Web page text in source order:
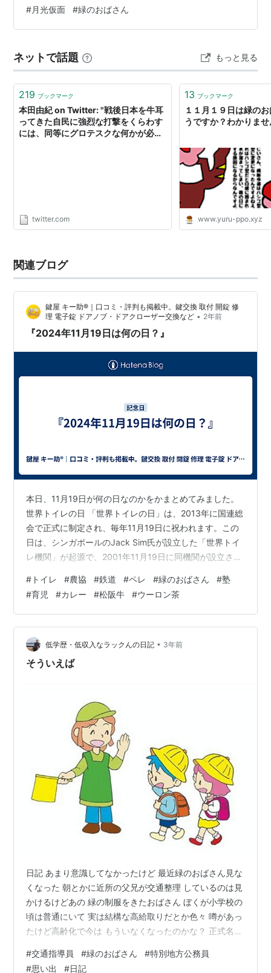
#月光仮面 #緑のおばさん
ネットで話題 もっと見る
219 ブックマーク
本田由紀 on Twitter: "戦後日本を牛耳
ってきた自民に強烈な打撃をくらわす
には、同等にグロテスクな何かが必
twitter.com
13 ブックマーク
１１月１９日は緑の
うですか？わかりま
www.yuru-ppo.xyz
関連ブログ
鍵屋 キー助®｜口コミ・評判も掲載中。鍵交換 取付 開錠 修
理 電子錠 ドアノブ・ドアクローザー交換など • 2年前
『2024年11月19日は何の日？』
本日、11月19日が何の日なのかをかまとめてみました。
世界トイレの日 「世界トイレの日」は、2013年に国連総
会で正式に制定され、毎年11月19日に祝われます。この
日は、シンガポールのJack Sim氏が設立した「世界トイ
レ機関」が起源で、2001年11月19日に同機関が設立され
促進するために制定されました。 農協記念日 「農協記念
日」は、1947年11月19日に「農業協同組合法」が公布さ
れたことを記念して制定されました。この法律は、農業
生産力の向上や農民の経済的・社会的地位の向上を目的
としています。 鉄道電化の日 「鉄道電化の日」は、鉄道
電…
# トイレ #農協 #鉄道 #ペレ #緑のおばさん #塾
#育児 #カレー #松阪牛 #ウーロン茶
低学歴・低収入なラックんの日記 • 3年前
そういえば
日記 あまり意識してなかったけど 最近緑のおばさん見な
くなった 朝とかに近所の父兄が交通整理 しているのは見
かけるけどあの 緑の制服をきたおばさん ぼくが小学校の
頃は普通にいて 実は結構な高給取りだとか色々 噂があっ
たけど高齢化で今は もういなくなったのかな？ 正式名称
るようだ 良くも悪くも馴染みのある人で ぼくら児童の安
#交通指導員 #緑のおばさん #特別地方公務員
#思い出 #日記